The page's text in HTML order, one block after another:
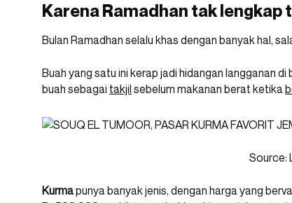
Karena Ramadhan tak lengkap
Bulan Ramadhan selalu khas dengan banyak hal,
Buah yang satu ini kerap jadi hidangan langganan
buah sebagai takjil sebelum makanan berat ketika
Source:
Kurmapunya banyak jenis, dengan harga yang